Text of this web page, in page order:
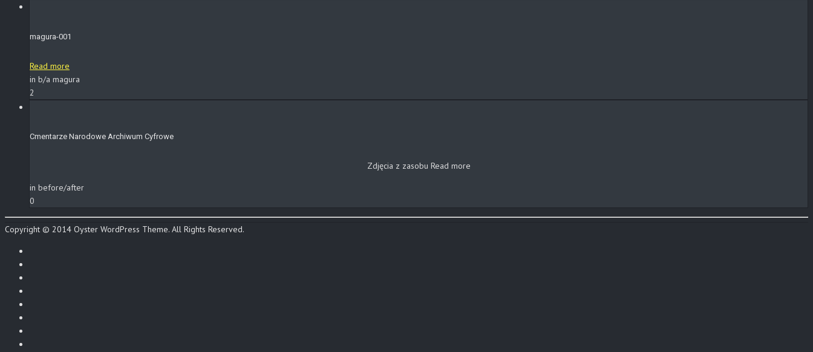
magura-001
Read more
in b/a magura
2
Cmentarze Narodowe Archiwum Cyfrowe
Zdjęcia z zasobu Read more
in before/after
0
Copyright © 2014 Oyster WordPress Theme. All Rights Reserved.